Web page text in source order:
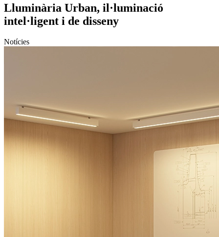
Lluminària Urban, il·luminació
intel·ligent i de disseny
Notícies